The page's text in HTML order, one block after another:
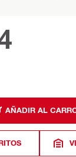
AÑADIR AL